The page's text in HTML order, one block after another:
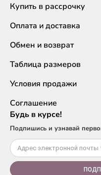
Купить в рассрочку
Оплата и доставка
Обмен и возврат
Таблица размеров
Условия продажи
Соглашение
Будь в курсе!
Подпишись и узнавай